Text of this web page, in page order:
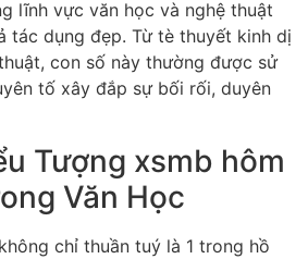
lĩnh vực văn học và nghệ thuật
tác dụng đẹp. Từ tè thuyết kinh dị
con số này thường được sử
tố xây đắp sự bối rối, duyên
Tượng xsmb hôm
Văn Học
chỉ thuần tuý là 1 trong hồ